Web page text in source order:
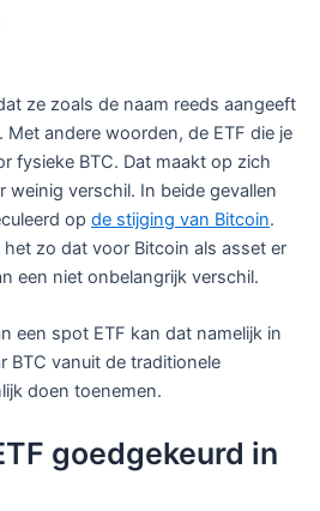
ze zoals de naam reeds aangeeft
. Met andere woorden, de ETF die je
fysieke BTC. Dat maakt op zich
weinig verschil. In beide gevallen
op de stijging van Bitcoin.
zo dat voor Bitcoin als asset er
een niet onbelangrijk verschil.
een spot ETF kan dat namelijk in
BTC vanuit de traditionele
doen toenemen.
goedgekeurd in